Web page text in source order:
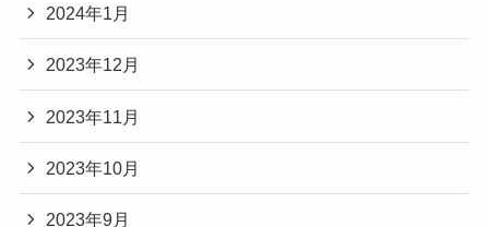
2024年1月
2023年12月
2023年11月
2023年10月
2023年9月